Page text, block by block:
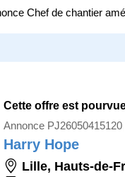
Chef de chantier
Cette offre est
Annonce
Harry Hope
Lille, Hauts-de-